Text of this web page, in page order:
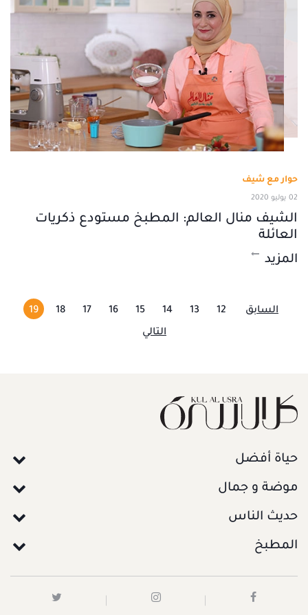
حوار مع شيف
02 يوليو 2020
الشيف منال العالم: المطبخ مستودع ذكريات
العائلة
المزيد
السابق 12
13
14
15
16
17
18
19
التالي
حياة أفضل
موضة و جمال
حديث الناس
المطبخ